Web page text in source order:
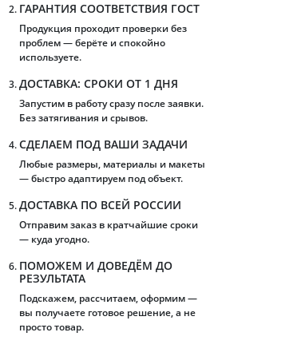
ГАРАНТИЯ СООТВЕТСТВИЯ ГОСТ
Продукция проходит проверки без
проблем — берёте и спокойно
используете.
ДОСТАВКА: СРОКИ ОТ 1 ДНЯ
Запустим в работу сразу после заявки.
Без затягивания и срывов.
СДЕЛАЕМ ПОД ВАШИ ЗАДАЧИ
Любые размеры, материалы и макеты
— быстро адаптируем под объект.
ДОСТАВКА ПО ВСЕЙ РОССИИ
Отправим заказ в кратчайшие сроки
— куда угодно.
ПОМОЖЕМ И ДОВЕДЁМ ДО
РЕЗУЛЬТАТА
Подскажем, рассчитаем, оформим —
вы получаете готовое решение, а не
просто товар.